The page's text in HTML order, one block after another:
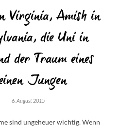
Virginia, Amish in
die Uni in
der Traum eines
Jungen
6. August 2015
sind ungeheuer wichtig. Wenn